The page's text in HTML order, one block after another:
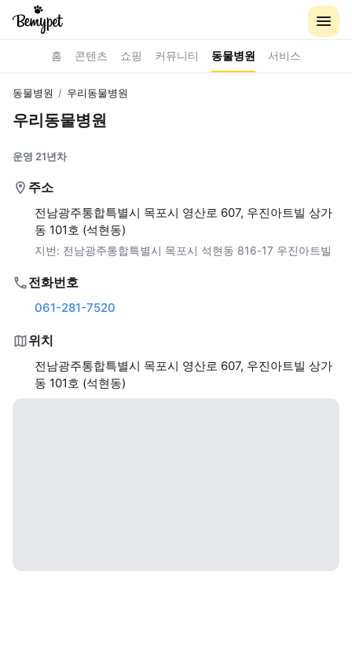
홈 콘텐츠 쇼핑 커뮤니티 동물병원 서비스
동물병원 / 우리동물병원
우리동물병원
운영 21년차
주소
전남광주통합특별시 목포시 영산로 607, 우진아트빌 상가
동 101호 (석현동)
지번: 전남광주통합특별시 목포시 석현동 816-17 우진아트빌
전화번호
061-281-7520
위치
전남광주통합특별시 목포시 영산로 607, 우진아트빌 상가
동 101호 (석현동)